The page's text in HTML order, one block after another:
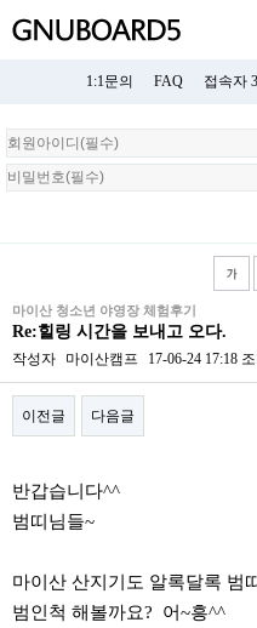
1:1문의 FAQ 접속자
회
원
로
마이산 청소년 야영장 체험후기
Re:힐링 시간을 보내고 오다.
작성자 마이산캠프 17-06-24 17:18
이전글 다음글
반갑습니다^^
범띠님들~
마이산 산지기도 알록달록 범
범인척 해볼까요? 어~흥^^